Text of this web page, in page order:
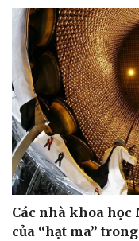
Các nhà khoa học
của “hạt ma”